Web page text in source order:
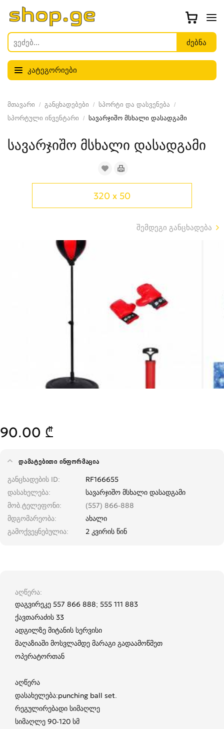
კატეგორიები
მთავარი განცხადებები
სპორტი და დასვენება
სპორტული ინვენტარი
სავარჯიშო მსხალი დასადგამი
სავარჯიშო მსხალი დასადგამი
320 x 50
შემდეგი განცხადება
90.00 ₾
ᲓᲐᲛᲐᲢᲔᲑᲘᲗᲘ ᲘᲜᲤᲝᲠᲛᲐᲪᲘᲐ
განცხადების ID
RF166655
დასახელება
სავარჯიშო მსხალი დასადგამი
მობ.ტელეფონი
(557) 866-888
მდგომარეობა
ახალი
გამოქვეყნებულია
2 კვირის წინ
აღწერა
დაგვირეკე 557 866 888; 555 111 883
ქავთარაძის 33
ადგილზე მიტანის სერვისი
მაღაზიაში მოსვლამდე მარაგი გადაამოწმეთ
ოპერატორთან
აღწერა
დასახელება:punching ball set.
რეგულირებადი სიმაღლე
სიმაღლე 90-120 სმ